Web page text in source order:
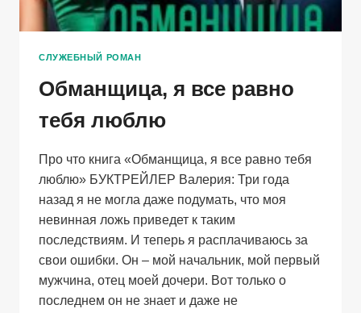
СЛУЖЕБНЫЙ РОМАН
Обманщица, я все равно
тебя люблю
Про что книга «Обманщица, я все равно тебя
люблю» БУКТРЕЙЛЕР Валерия: Три года
назад я не могла даже подумать, что моя
невинная ложь приведет к таким
последствиям. И теперь я расплачиваюсь за
свои ошибки. Он – мой начальник, мой первый
мужчина, отец моей дочери. Вот только о
последнем он не знает и даже не